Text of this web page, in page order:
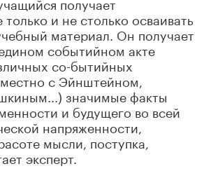
и не столько осваивать
материал. Он получает
событийном акте
со-бытийных
с Эйнштейном,
значимые факты
и будущего во всей
напряженности,
мысли, поступка,
эксперт.